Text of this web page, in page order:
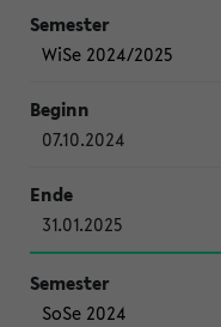
WiSe 2024/2025
07.10.2024
31.01.2025
SoSe 2024